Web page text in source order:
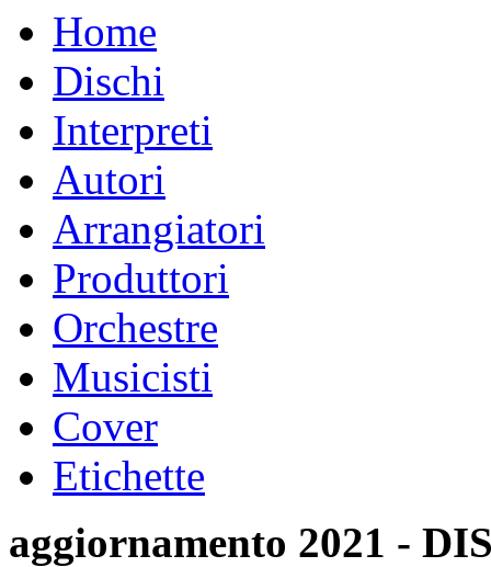
Home
Dischi
Interpreti
Autori
Arrangiatori
Produttori
Orchestre
Musicisti
Cover
Etichette
aggiornamento 2021 -